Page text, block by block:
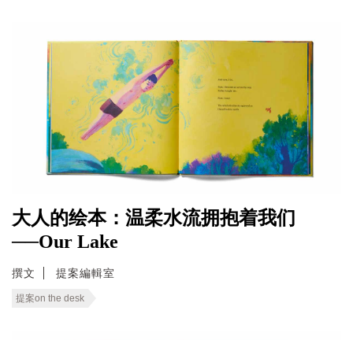
大人的绘本：温柔水流拥抱着我们
──Our Lake
撰文 提案編輯室
提案on the desk